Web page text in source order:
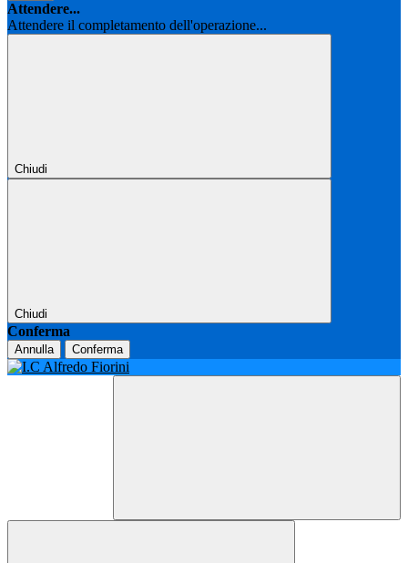
Attendere...
Attendere il completamento dell'operazione...
Chiudi
Chiudi
Conferma
Annulla Conferma